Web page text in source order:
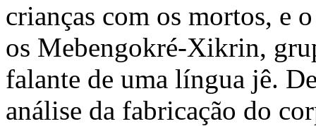
crianças com os mortos, e
os Mebengokré-Xikrin,
falante de uma língua jê.
análise da fabricação do